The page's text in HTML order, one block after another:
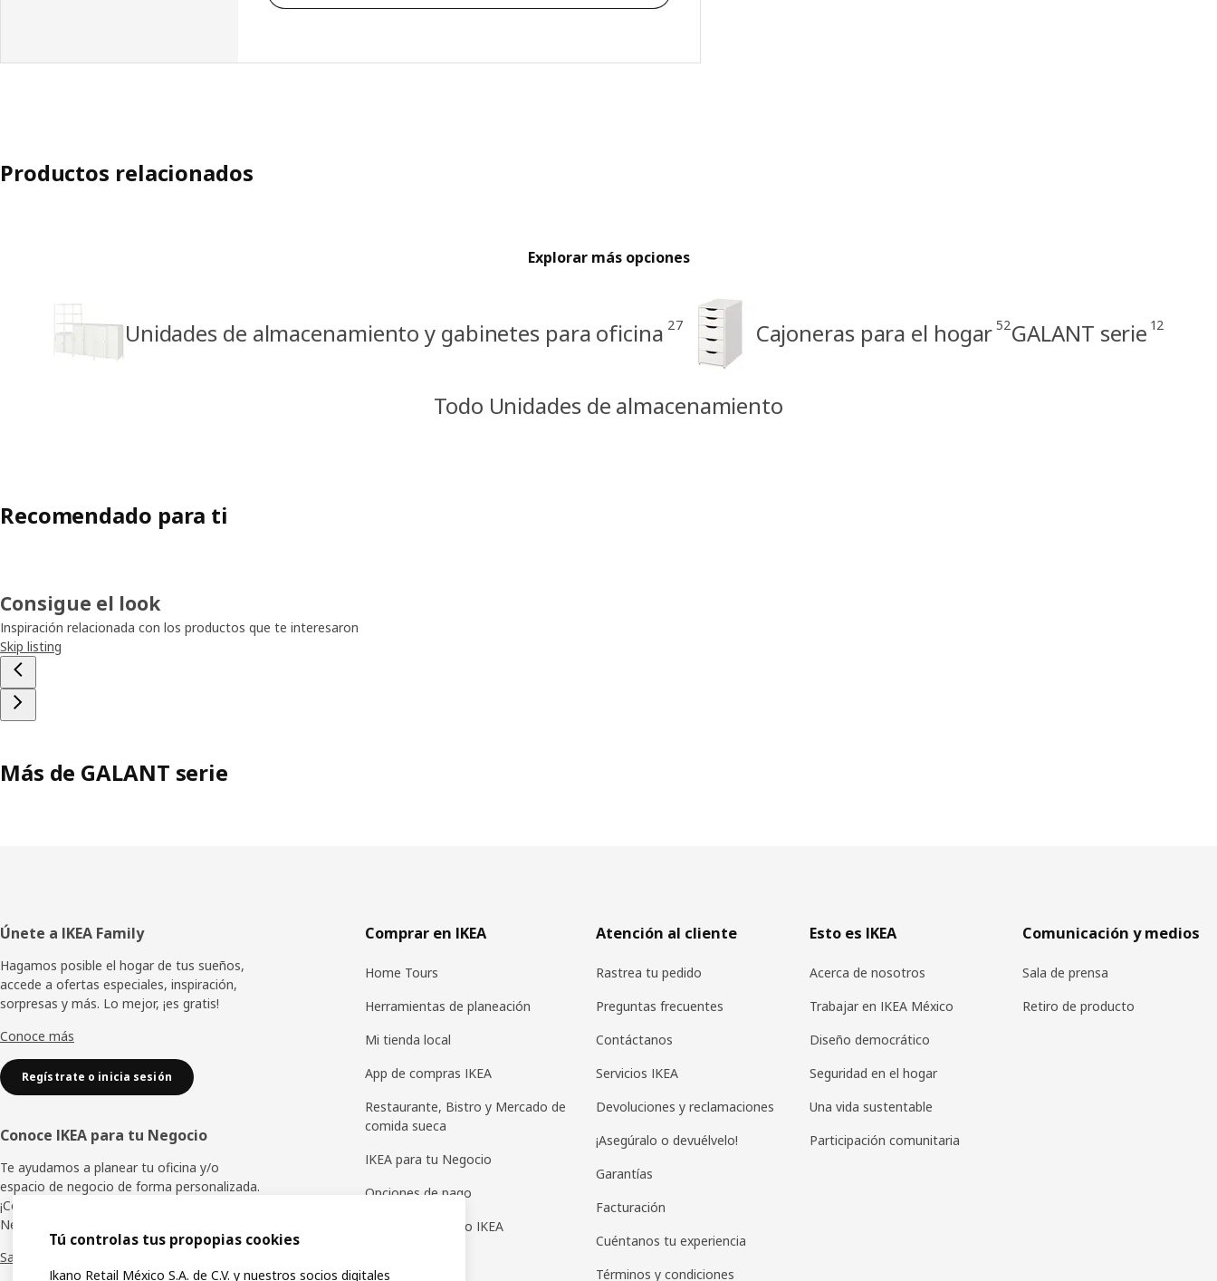
Productos relacionados
Explorar más opciones
Unidades de almacenamiento y gabinetes para oficina 27 Cajoneras para el hogar 52GALANT serie 12
Todo Unidades de almacenamiento
Recomendado para ti
Consigue el look
Inspiración relacionada con los productos que te interesaron
Skip listing
Más de GALANT serie
Pie
de
página
Únete a IKEA Family
Hagamos posible el hogar de tus sueños,
accede a ofertas especiales, inspiración,
sorpresas y más. Lo mejor, ¡es gratis!
Conoce más
Regístrate o inicia sesión
Conoce IKEA para tu Negocio
Te ayudamos a planear tu oficina y/o
espacio de negocio de forma personalizada.
¡Conoce los beneficios de IKEA para tu
Negocio!
Saber más
Comprar en IKEA
Home Tours
Herramientas de planeación
Mi tienda local
App de compras IKEA
Restaurante, Bistro y Mercado de
comida sueca
IKEA para tu Negocio
Opciones de pago
Tarjetas de regalo IKEA
Atención al cliente
Rastrea tu pedido
Preguntas frecuentes
Contáctanos
Servicios IKEA
Devoluciones y reclamaciones
¡Asegúralo o devuélvelo!
Garantías
Facturación
Cuéntanos tu experiencia
Términos y condiciones
Esto es IKEA
Acerca de nosotros
Trabajar en IKEA México
Diseño democrático
Seguridad en el hogar
Una vida sustentable
Participación comunitaria
Comunicación y medios
Sala de prensa
Retiro de producto
Tú controlas tus propopias cookies
Ikano Retail México S.A. de C.V. y nuestros socios digitales